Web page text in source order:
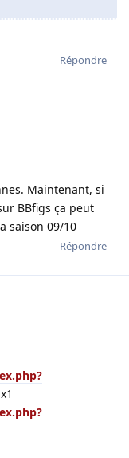
Répondre
Maintenant, si
BBfigs ça peut
saison 09/10
Répondre
x1